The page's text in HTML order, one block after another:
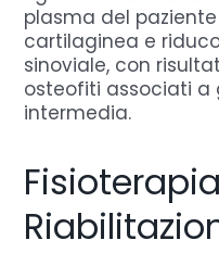
plasma del
cartilaginea e
sinoviale, con
osteofiti associati a
intermedia.